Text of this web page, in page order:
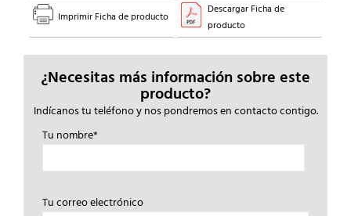
Imprimir Ficha de producto
Descargar Ficha de
producto
¿Necesitas más información sobre este
producto?
Indícanos tu teléfono y nos pondremos en contacto contigo.
Tu nombre*
Tu correo electrónico